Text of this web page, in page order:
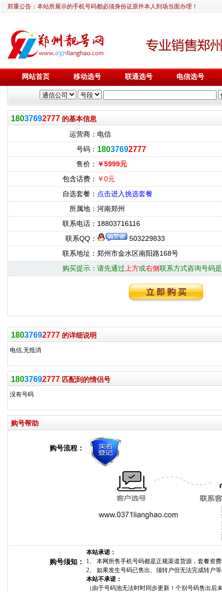
郑重公告：本站所展示的手机号码都必须身份证原件本人到场当面办理！
网站首页 移动选号 联通选号 电信选号
18037692777 的基本信息
运营商： 电信
号码： 18037692777
售价： ￥5999元
包含话费： ￥0元
自选套餐： 点击进入挑选套餐
所属地： 河南郑州
联系电话： 18803716116
联系QQ：
503229833
联系地址： 郑州市金水区南阳路168号
购买提示： 请先通过 上方或右侧联系方式咨询号码
18037692777 的详细说明
电信,无抵消
18037692777 匹配到的情侣号
没有号码
购号帮助
购号流程：
购号须知：
本站承诺：
1、 本网所售手机号码都是正规渠道货源，套餐资
2、 如果发生号码已售出、须转户但无法完成转户
本站不承诺：
（由于号码池无法时时同步更新！个别号码售出